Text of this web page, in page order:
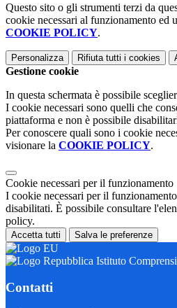
Questo sito o gli strumenti terzi da
cookie necessari al funzionamento ed
COOKIE POLICY.
Personalizza Rifiuta tutti i cookies
Gestione cookie
In questa schermata è possibile
I cookie necessari sono quelli che
piattaforma e non è possibile
Per conoscere quali sono i cookie
visionare la COOKIE POLICY.
Cookie necessari per il funzionamento
I cookie necessari per il
disabilitati. È possibile consultare
policy.
Accetta tutti Salva le preferenze
Istituto
Contatti